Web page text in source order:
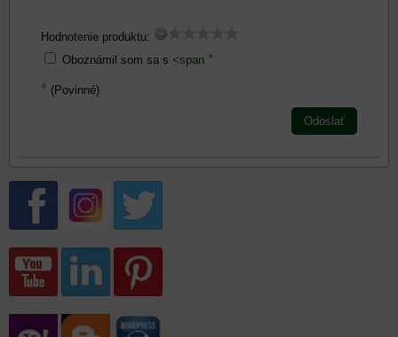
Hodnotenie produktu:
Oboznámil som sa s <span *
* (Povinné)
Odoslať